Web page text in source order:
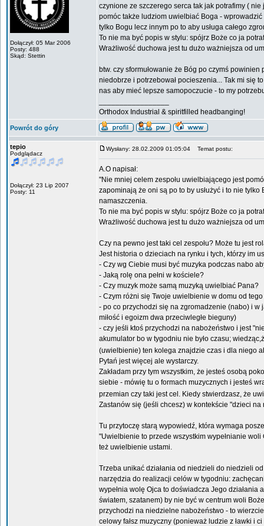
Dołączył: 05 Mar 2006
Posty: 488
Skąd: Stettin
czynione ze szczerego serca tak jak potrafimy (
pomóc także ludziom uwielbiać Boga -
tylko Bogu lecz innym po to aby usługa całego
To nie ma być popis w stylu: spójrz Boże co ja
Wrażliwość duchowa jest tu dużo ważniejsza od
btw. czy sformułowanie że Bóg po czymś
niedobrze i potrzebował pocieszenia... Tak mi się
nas aby mieć lepsze samopoczucie - to my
Orthodox Industrial & spiritfilled headbanging!
Powrót do góry
tepio
Podglądacz
Dołączył: 23 Lip 2007
Posty: 11
Wysłany: 28.02.2009 01:05:04 Temat postu:
A.O napisał:
"Nie mniej celem zespołu uwielbiającego jest
zapominają że oni są po to by usłużyć i to nie tylko
namaszczenia.
To nie ma być popis w stylu: spójrz Boże co ja
Wrażliwość duchowa jest tu dużo ważniejsza od
Czy na pewno jest taki cel zespołu? Może tu jest
Jest historia o dzieciach na rynku i tych, którzy im
- Czy wg Ciebie musi być muzyka podczas nabo
- Jaką rolę ona pełni w kościele?
- Czy muzyk może samą muzyką uwielbiać Pana?
- Czym różni się Twoje uwielbienie w domu od
- po co przychodzi się na zgromadzenie (nabo) i w
miłość i egoizm dwa przeciwległe bieguny)
- czy jeśli ktoś przychodzi na nabożeństwo i jest
akumulator bo w tygodniu nie było czasu;
(uwielbienie) ten kolega znajdzie czas i dla niego
Pytań jest więcej ale wystarczy.
Zakładam przy tym wszystkim, że jesteś osobą
siebie - mówię tu o formach muzycznych i jesteś
przemian czy taki jest cel. Kiedy stwierdzasz, że
Zastanów się (jeśli chcesz) w kontekście "dzieci na
Tu przytoczę starą wypowiedź, która wymaga
"Uwielbienie to przede wszystkim wypełnianie
też uwielbienie ustami.
Trzeba unikać działania od niedzieli do niedzieli
narzędzia do realizacji celów w tygodniu:
wypełnia wolę Ojca to doświadcza Jego działania
światem, szatanem) by nie być w centrum woli
przychodzi na niedzielne nabożeństwo - to
celowy fałsz muzyczny (ponieważ ludzie z ławki i